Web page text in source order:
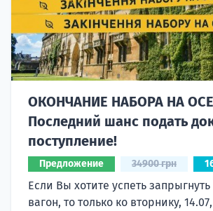
ОКОНЧАНИЕ НАБОРА НА
Последний шанс подать
поступление!
Предложение 34900 грн
Если Вы хотите успеть
вагон, то только ко вторнику,